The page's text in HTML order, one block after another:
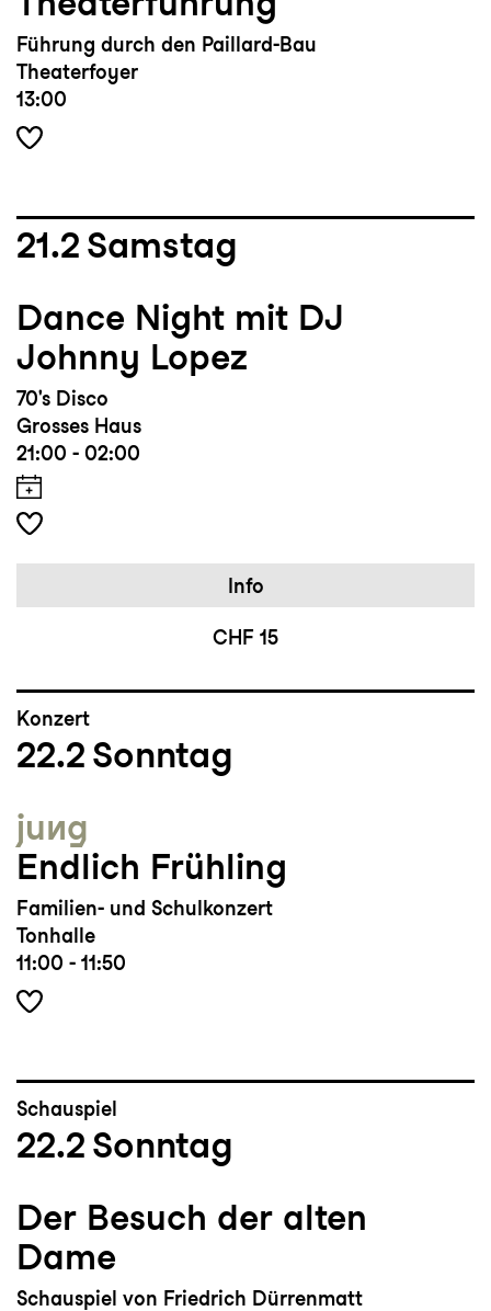
Führung durch den Paillard-Bau
Theaterfoyer
13:00
21.2 Samstag
Dance Night mit DJ
Johnny Lopez
70's Disco
Grosses Haus
21:00 - 02:00
Info
CHF 15
Konzert
22.2 Sonntag
jung
Endlich Frühling
Familien- und Schulkonzert
Tonhalle
11:00 - 11:50
Schauspiel
22.2 Sonntag
Der Besuch der alten
Dame
Schauspiel von Friedrich Dürrenmatt